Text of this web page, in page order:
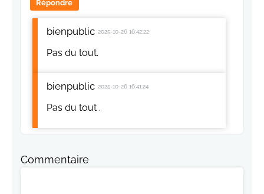
Répondre
bienpublic 2025-10-26 16:42:22
Pas du tout.
bienpublic 2025-10-26 16:41:24
Pas du tout .
Commentaire